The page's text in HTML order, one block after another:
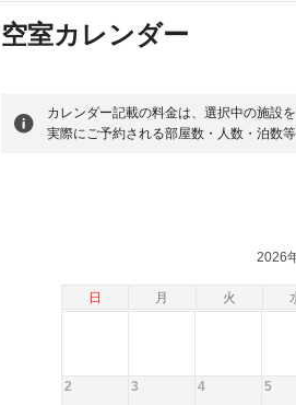
空室カレンダー
カレンダー記載の料金は、選択中の施設
実際にご予約される部屋数・人数・泊数
日 月 火
2026
2 3 4 5